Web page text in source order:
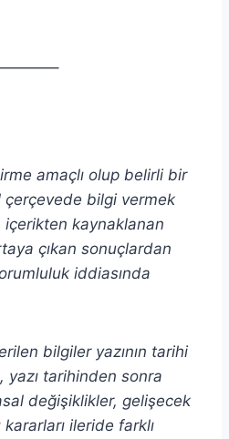
amaçlı olup belirli bir
çerçevede bilgi vermek
içerikten kaynaklanan
çıkan sonuçlardan
iddiasında
bilgiler yazının tarihi
yazı tarihinden sonra
değişiklikler, gelişecek
ileride farklı